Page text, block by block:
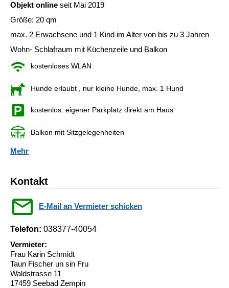
Objekt online seit Mai 2019
Größe: 20 qm
max. 2 Erwachsene und 1 Kind im Alter von bis zu 3 Jahren
Wohn- Schlafraum mit Küchenzeile und Balkon
kostenloses WLAN
Hunde erlaubt , nur kleine Hunde, max. 1 Hund
kostenlos: eigener Parkplatz direkt am Haus
Balkon mit Sitzgelegenheiten
Mehr
Kontakt
E-Mail an Vermieter schicken
Telefon: 038377-40054
Vermieter:
Frau Karin Schmidt
Taun Fischer un sin Fru
Waldstrasse 11
17459 Seebad Zempin